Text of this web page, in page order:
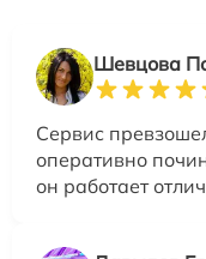
Шевцова
Сервис
оперативно
он работает